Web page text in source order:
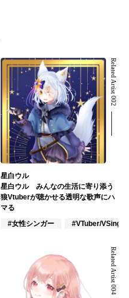
Related Artist 002
星白ウル
星白ウル みんなの生活に寄り添う
狼Vtuberが聴かせる透明な歌声にハ
マる
#女性シンガー
#VTuber/VSinger
Related Artist 004